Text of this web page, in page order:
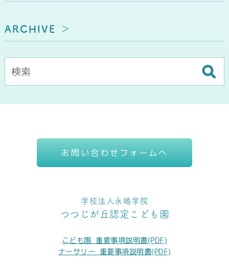
ARCHIVE
お問い合わせフォームへ
学校法人永嶋学院
つつじが丘認定こども園
こども園_重要事項説明書(PDF)
ナーサリー_重要事項説明書(PDF)